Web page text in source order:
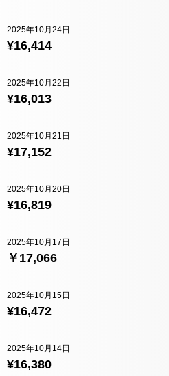
¥16,414
2025年10月24日
¥16,013
2025年10月22日
¥17,152
2025年10月21日
¥16,819
2025年10月20日
￥17,066
2025年10月17日
¥16,472
2025年10月15日
¥16,380
2025年10月14日